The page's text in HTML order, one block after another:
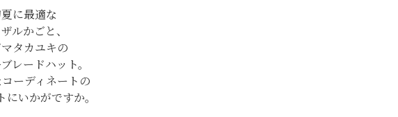
に最適な
ルかごと、
タカユキの
レードハット。
ーディネートの
にいかがですか。